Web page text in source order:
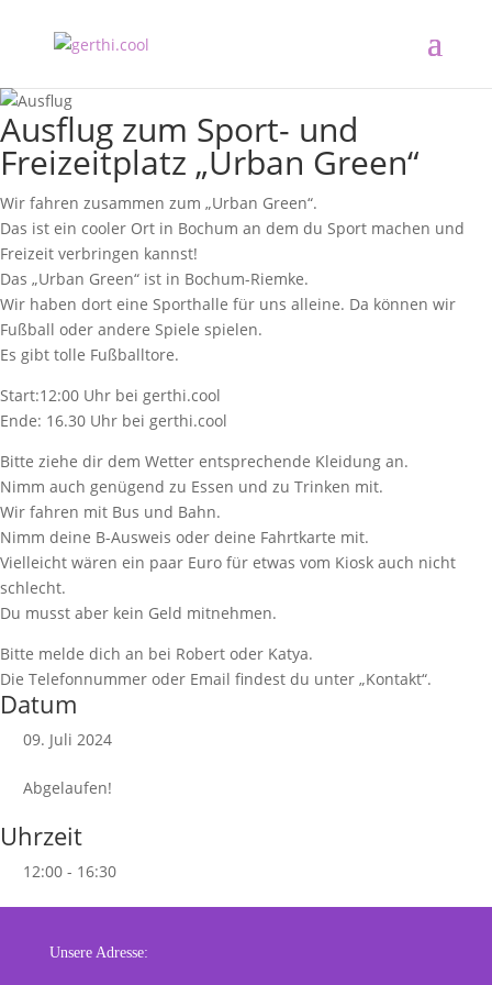
Ausflug zum Sport- und
Freizeitplatz „Urban Green“
Wir fahren zusammen zum „Urban Green“.
Das ist ein cooler Ort in Bochum an dem du Sport machen und
Freizeit verbringen kannst!
Das „Urban Green“ ist in Bochum-Riemke.
Wir haben dort eine Sporthalle für uns alleine. Da können wir
Fußball oder andere Spiele spielen.
Es gibt tolle Fußballtore.
Start:12:00 Uhr bei gerthi.cool
Ende: 16.30 Uhr bei gerthi.cool
Bitte ziehe dir dem Wetter entsprechende Kleidung an.
Nimm auch genügend zu Essen und zu Trinken mit.
Wir fahren mit Bus und Bahn.
Nimm deine B-Ausweis oder deine Fahrtkarte mit.
Vielleicht wären ein paar Euro für etwas vom Kiosk auch nicht
schlecht.
Du musst aber kein Geld mitnehmen.
Bitte melde dich an bei Robert oder Katya.
Die Telefonnummer oder Email findest du unter „Kontakt“.
Datum
09. Juli 2024
Abgelaufen!
Uhrzeit
12:00 - 16:30
Unsere Adresse: